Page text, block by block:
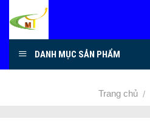
DANH MỤC SẢN PHẨM
Trang chủ /